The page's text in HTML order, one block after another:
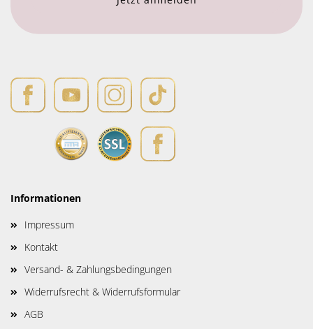
Informationen
Impressum
Kontakt
Versand- & Zahlungsbedingungen
Widerrufsrecht & Widerrufsformular
AGB